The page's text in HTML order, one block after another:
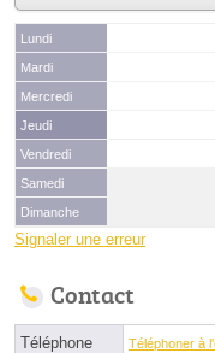
Lundi
Mardi
Mercredi
Jeudi
Vendredi
Samedi
Dimanche
Signaler une erreur
Contact
Téléphone Téléphoner à